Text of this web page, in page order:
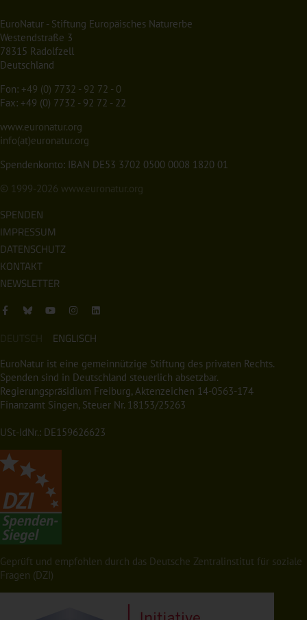
EuroNatur - Stiftung Europäisches Naturerbe
Westendstraße 3
78315 Radolfzell
Deutschland
Fon: +49 (0) 7732 - 92 72 - 0
Fax: +49 (0) 7732 - 92 72 - 22
www.euronatur.org
info(at)euronatur.org
Spendenkonto: IBAN DE53 3702 0500 0008 1820 01
© 1999-2026 www.euronatur.org
SPENDEN
IMPRESSUM
DATENSCHUTZ
KONTAKT
NEWSLETTER
DEUTSCH ENGLISCH
EuroNatur ist eine gemeinnützige Stiftung des privaten Rechts.
Spenden sind in Deutschland steuerlich absetzbar.
Regierungspräsidium Freiburg, Aktenzeichen 14-0563-174
Finanzamt Singen, Steuer Nr. 18153/25263
USt-IdNr.: DE159626623
Geprüft und empfohlen durch das Deutsche Zentralinstitut für soziale
Fragen (DZI)